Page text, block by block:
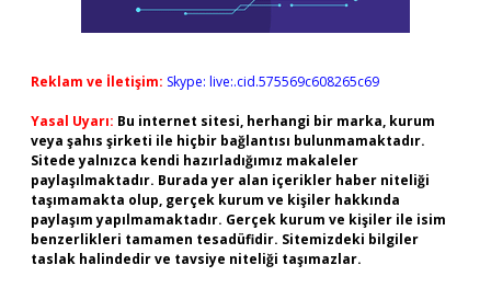
Reklam ve İletişim: Skype: live:.cid.575569c608265c69
Yasal Uyarı: Bu internet sitesi, herhangi bir marka, kurum
veya şahıs şirketi ile hiçbir bağlantısı bulunmamaktadır.
Sitede yalnızca kendi hazırladığımız makaleler
paylaşılmaktadır. Burada yer alan içerikler haber niteliği
taşımamakta olup, gerçek kurum ve kişiler hakkında
paylaşım yapılmamaktadır. Gerçek kurum ve kişiler ile isim
benzerlikleri tamamen tesadüfidir. Sitemizdeki bilgiler
taslak halindedir ve tavsiye niteliği taşımazlar.